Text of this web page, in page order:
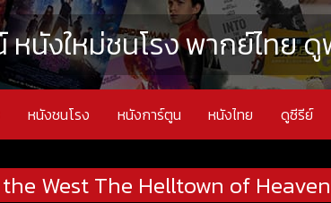
นังใหม่ชนโรง พากย์ไทย ดู
หนังชนโรง หนังการ์ตูน หนังไทย ดูซีรีย์
West The Helltown of